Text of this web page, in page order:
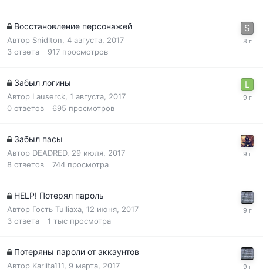
Восстановление персонажей
Автор Snidlton, 4 августа, 2017
3 ответа 917 просмотров
Забыл логины
Автор Lauserck, 1 августа, 2017
0 ответов 695 просмотров
Забыл пасы
Автор DEADRED, 29 июля, 2017
8 ответов 744 просмотра
HELP! Потерял пароль
Автор Гость Tulliaxa, 12 июня, 2017
3 ответа 1 тыс просмотра
Потеряны пароли от аккаунтов
Автор Karlita111, 9 марта, 2017